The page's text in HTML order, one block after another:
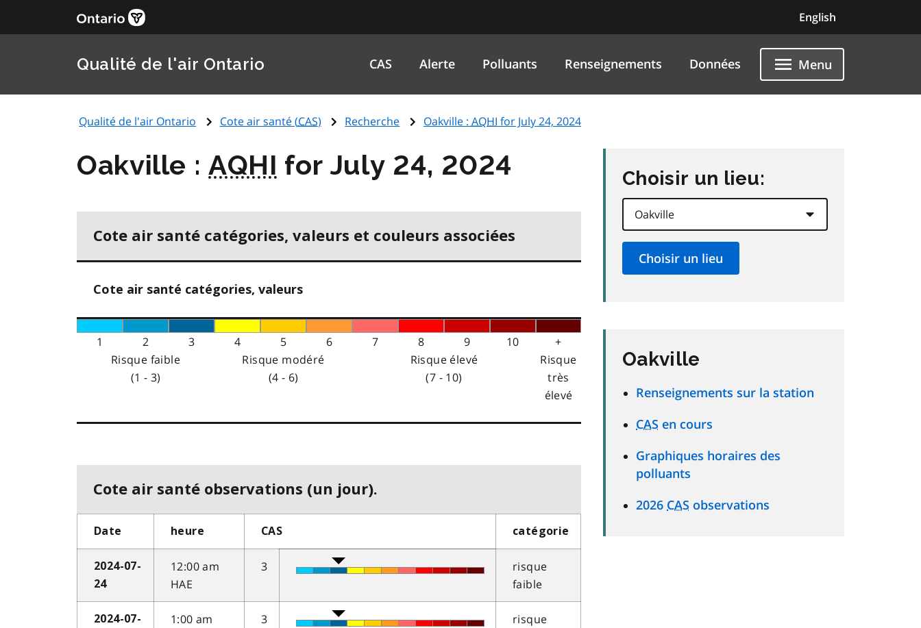
English
Qualité de l'air Ontario CAS Alerte Polluants Renseignements Données Menu
Qualité de l'air Ontario Cote air santé (CAS) Recherche Oakville : AQHI for July 24, 2024
Oakville :AQHI for July 24, 2024
Cote air santé catégories, valeurs et couleurs associées
Cote air santé catégories, valeurs
1 2 3 4 5 6 7 8 9 10
+
Risque faible
(1 - 3)
Risque modéré
(4 - 6)
Risque élevé
(7 - 10)
Risque
très
élevé
Cote air santé observations (un jour).
Date heure CAS catégorie
2024-07-
24
12:00 am
HAE
3
risque
faible
2024-07-
1:00 am
3
risque
Choisir un lieu:
Oakville
Renseignements sur la station
CAS en cours
Graphiques horaires des
polluants
2026 CAS observations